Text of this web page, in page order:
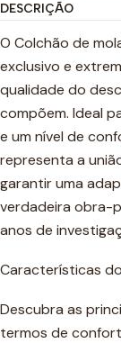
DESCRIÇÃO
O Colchão de
exclusivo e
qualidade do
compõem. Ideal
e um nível de
representa a
garantir uma
verdadeira obra-
anos de
Características
Descubra as
termos de